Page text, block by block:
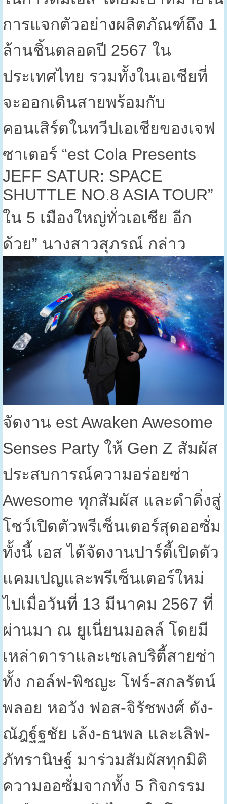
การแจกตัวอย่างผลิตภัณฑ์ถึง 1
ล้านชิ้นตลอดปี 2567 ใน
ประเทศไทย รวมทั้งในเอเชียที่
จะออกเดินสายพร้อมกับ
คอนเสิร์ตในทวีปเอเชียของเจฟ
ซาเตอร์ “est Cola Presents
JEFF SATUR: SPACE
SHUTTLE NO.8 ASIA TOUR”
ใน 5 เมืองใหญ่ทั่วเอเชีย อีก
ด้วย” นางสาวสุภรณ์ กล่าว
จัดงาน est Awaken Awesome
Senses Party ให้ Gen Z สัมผัส
ประสบการณ์ความอร่อยซ่า
Awesome ทุกสัมผัส และดำดิ่งสู่
โชว์เปิดตัวพรีเซ็นเตอร์สุดออซั่ม
ทั้งนี้ เอส ได้จัดงานปาร์ตี้เปิดตัว
แคมเปญและพรีเซ็นเตอร์ใหม่
ไปเมื่อวันที่ 13 มีนาคม 2567 ที่
ผ่านมา ณ ยูเนี่ยนมอลล์ โดยมี
เหล่าดาราและเซเลบริตี้สายซ่า
ทั้ง กอล์ฟ-พิชญะ โฟร์-สกลรัตน์
พลอย หอวัง ฟอส-จิรัชพงศ์ ดัง-
ณัฎฐ์ฐชัย เล้ง-ธนพล และเลิฟ-
ภัทรานิษฐ์ มาร่วมสัมผัสทุกมิติ
ความออซั่มจากทั้ง 5 กิจกรรม